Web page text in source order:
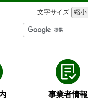
文字サイズ 縮小
事業者情報